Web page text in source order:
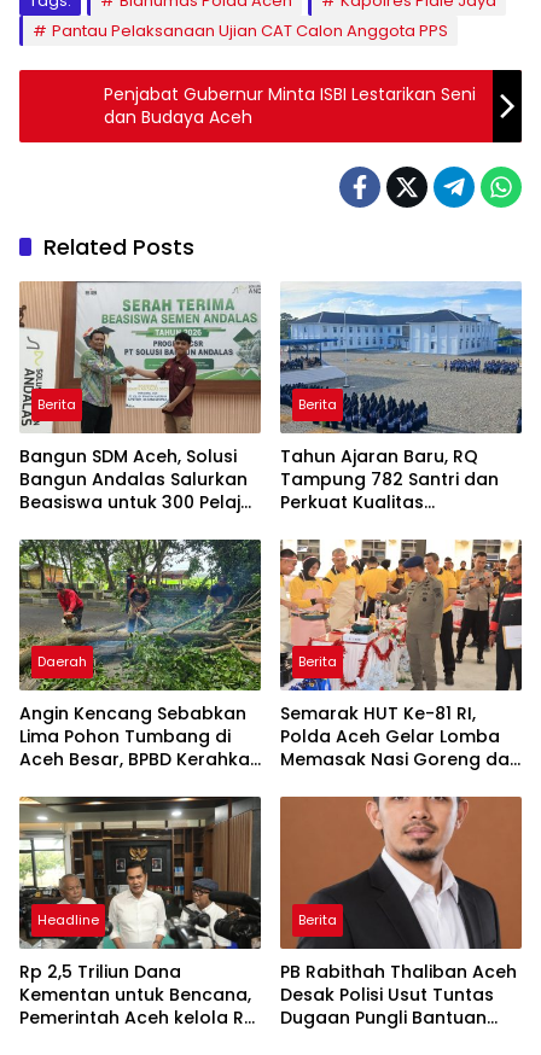
Pantau Pelaksanaan Ujian CAT Calon Anggota PPS
Penjabat Gubernur Minta ISBI Lestarikan Seni
dan Budaya Aceh
Related Posts
Berita
Bangun SDM Aceh, Solusi
Bangun Andalas Salurkan
Beasiswa untuk 300 Pelajar
Berita
Tahun Ajaran Baru, RQ
Tampung 782 Santri dan
Perkuat Kualitas
Daerah
Angin Kencang Sebabkan
Lima Pohon Tumbang di
Aceh Besar, BPBD Kerahkan
Berita
Semarak HUT Ke-81 RI,
Polda Aceh Gelar Lomba
Memasak Nasi Goreng dan
Headline
Rp 2,5 Triliun Dana
Kementan untuk Bencana,
Pemerintah Aceh kelola Rp
Berita
PB Rabithah Thaliban Aceh
Desak Polisi Usut Tuntas
Dugaan Pungli Bantuan